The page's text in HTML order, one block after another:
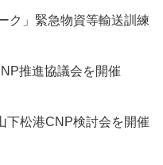
ク」緊急物資等輸送訓練
推進協議会を開催​​
下松港CNP検討会を開催